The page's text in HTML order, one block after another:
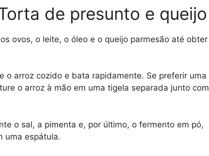
de presunto e queijo
ovos, o leite, o óleo e o queijo parmesão até obter
o arroz cozido e bata rapidamente. Se preferir uma
o arroz à mão em uma tigela separada junto com
o sal, a pimenta e, por último, o fermento em pó,
uma espátula.